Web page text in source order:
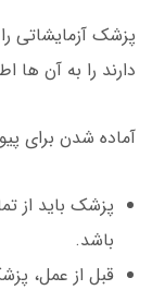
دارند را به آن ها
آماده شدن برای
پزشک باید از
باشد.
قبل از عمل،